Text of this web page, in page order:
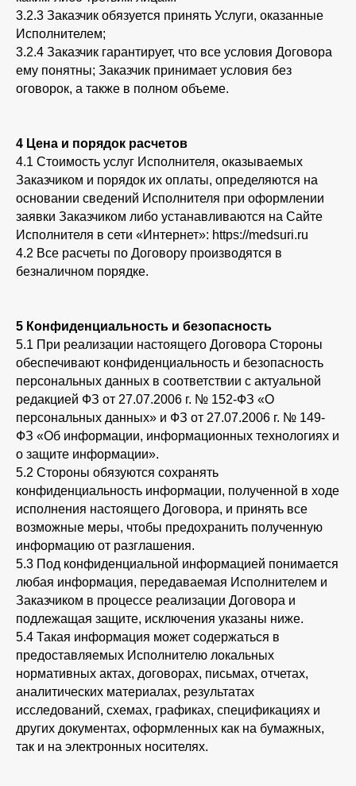
3.2.3 Заказчик обязуется принять Услуги, оказанные
Исполнителем;
3.2.4 Заказчик гарантирует, что все условия Договора
ему понятны; Заказчик принимает условия без
оговорок, а также в полном объеме.
4 Цена и порядок расчетов
4.1 Стоимость услуг Исполнителя, оказываемых
Заказчиком и порядок их оплаты, определяются на
основании сведений Исполнителя при оформлении
заявки Заказчиком либо устанавливаются на Сайте
Исполнителя в сети «Интернет»: https://medsuri.ru
4.2 Все расчеты по Договору производятся в
безналичном порядке.
5 Конфиденциальность и безопасность
5.1 При реализации настоящего Договора Стороны
обеспечивают конфиденциальность и безопасность
персональных данных в соответствии с актуальной
редакцией ФЗ от 27.07.2006 г. № 152-ФЗ «О
персональных данных» и ФЗ от 27.07.2006 г. № 149-
ФЗ «Об информации, информационных технологиях и
о защите информации».
5.2 Стороны обязуются сохранять
конфиденциальность информации, полученной в ходе
исполнения настоящего Договора, и принять все
возможные меры, чтобы предохранить полученную
информацию от разглашения.
5.3 Под конфиденциальной информацией понимается
любая информация, передаваемая Исполнителем и
Заказчиком в процессе реализации Договора и
подлежащая защите, исключения указаны ниже.
5.4 Такая информация может содержаться в
предоставляемых Исполнителю локальных
нормативных актах, договорах, письмах, отчетах,
аналитических материалах, результатах
исследований, схемах, графиках, спецификациях и
других документах, оформленных как на бумажных,
так и на электронных носителях.